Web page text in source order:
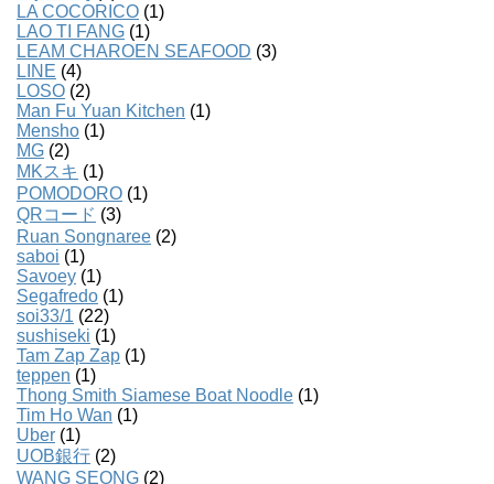
LA COCORICO (1)
LAO TI FANG (1)
LEAM CHAROEN SEAFOOD (3)
LINE (4)
LOSO (2)
Man Fu Yuan Kitchen (1)
Mensho (1)
MG (2)
MKスキ (1)
POMODORO (1)
QRコード (3)
Ruan Songnaree (2)
saboi (1)
Savoey (1)
Segafredo (1)
soi33/1 (22)
sushiseki (1)
Tam Zap Zap (1)
teppen (1)
Thong Smith Siamese Boat Noodle (1)
Tim Ho Wan (1)
Uber (1)
UOB銀行 (2)
WANG SEONG (2)